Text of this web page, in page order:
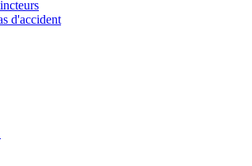
d'accident